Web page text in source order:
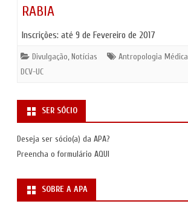
RABIA
Inscrições: até 9 de Fevereiro de 2017
Divulgação,Notícias Antropologia Médica
DCV-UC
SER SÓCIO
Deseja ser sócio(a) da APA?
Preencha o formulário AQUI
SOBRE A APA